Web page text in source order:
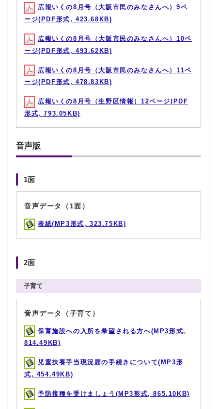
広報いくの8月号（大阪市民のみなさんへ）9ペ
ージ(PDF形式, 423.68KB)
広報いくの8月号（大阪市民のみなさんへ）10ペ
ージ(PDF形式, 493.62KB)
広報いくの8月号（大阪市民のみなさんへ）11ペ
ージ(PDF形式, 478.83KB)
広報いくの8月号（生野区情報）12ページ(PDF
形式, 793.05KB)
音声版
1面
音声データ（1面）
表紙(MP3形式, 323.75KB)
2面
子育て
音声データ（子育て）
保育施設への入所を希望される方へ(MP3形式,
814.49KB)
児童扶養手当現況届の手続きについて(MP3形
式, 454.49KB)
予防接種を受けましょう(MP3形式, 865.10KB)